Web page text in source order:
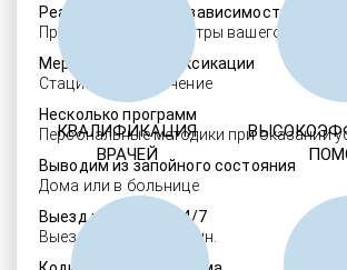
Реабилитация алкозависимости
Проверенные ребцентры вашего региона
Мероприятия детоксикации
Стационарное лечение
Несколько программ
Персональные методики при оказании
Выводим из запойного состояния
Дома или в больнице
Выезд нарколога 24/7
Выезд в течение 30 мин.
КВАЛИФИКАЦИЯ
ВРАЧЕЙ